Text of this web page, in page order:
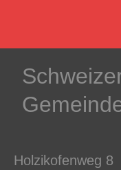
Holzikofenweg 8